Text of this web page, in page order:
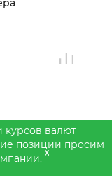
курсов валют
позиции просим
x